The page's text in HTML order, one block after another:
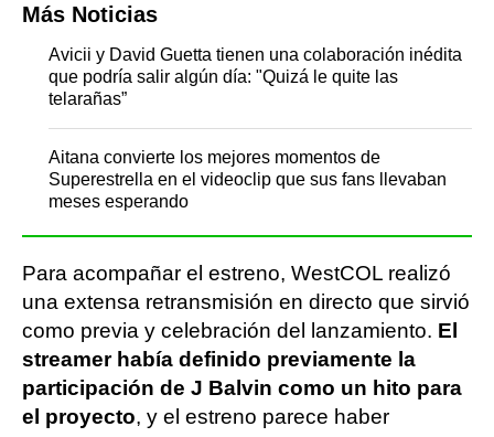
Más Noticias
Avicii y David Guetta tienen una colaboración inédita
que podría salir algún día: "Quizá le quite las
telarañas”
Aitana convierte los mejores momentos de
Superestrella en el videoclip que sus fans llevaban
meses esperando
Para acompañar el estreno, WestCOL realizó
una extensa retransmisión en directo que sirvió
como previa y celebración del lanzamiento. El
streamer había definido previamente la
participación de J Balvin como un hito para
el proyecto, y el estreno parece haber